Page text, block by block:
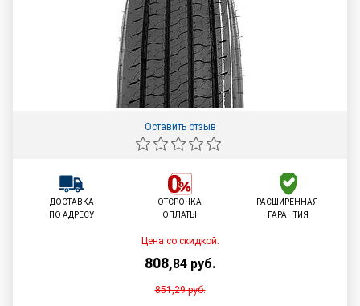
Оставить отзыв
ДОСТАВКА
ПО АДРЕСУ
ОТСРОЧКА
ОПЛАТЫ
РАСШИРЕННАЯ
ГАРАНТИЯ
Цена со скидкой:
808,84 руб.
851,29руб.